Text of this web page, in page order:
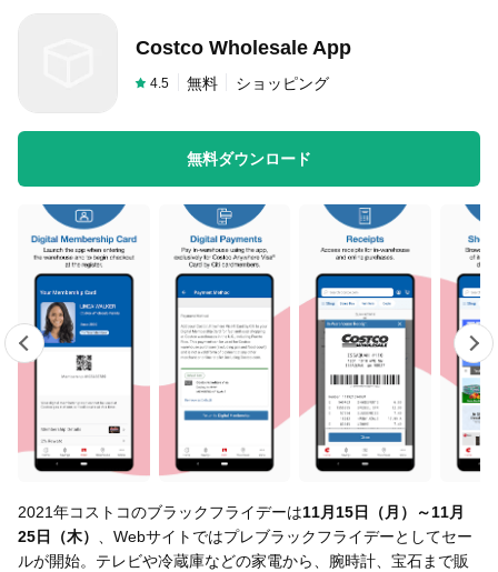
Costco Wholesale App
4.5 無料 ショッピング
無料ダウンロード
2021年コストコのブラックフライデーは11月15日（月）～11月
25日（木）
、Webサイトではプレブラックフライデーとしてセー
ルが開始。テレビや冷蔵庫などの家電から、腕時計、宝石まで販